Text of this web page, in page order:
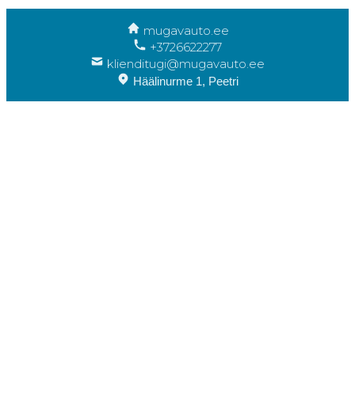
mugavauto.ee
+3726622277
klienditugi@mugavauto.ee
Häälinurme 1, Peetri